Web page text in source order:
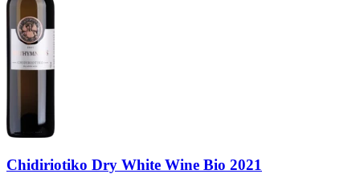
Chidiriotiko Dry White Wine Bio 2021